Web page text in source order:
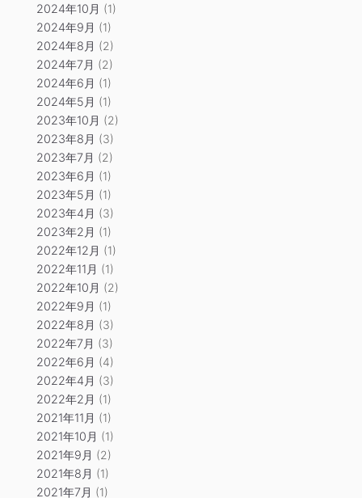
2024年10月 (1)
2024年9月 (1)
2024年8月 (2)
2024年7月 (2)
2024年6月 (1)
2024年5月 (1)
2023年10月 (2)
2023年8月 (3)
2023年7月 (2)
2023年6月 (1)
2023年5月 (1)
2023年4月 (3)
2023年2月 (1)
2022年12月 (1)
2022年11月 (1)
2022年10月 (2)
2022年9月 (1)
2022年8月 (3)
2022年7月 (3)
2022年6月 (4)
2022年4月 (3)
2022年2月 (1)
2021年11月 (1)
2021年10月 (1)
2021年9月 (2)
2021年8月 (1)
2021年7月 (1)